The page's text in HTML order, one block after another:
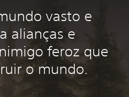
vasto e
alianças e
feroz que
o mundo.